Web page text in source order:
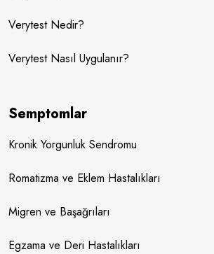
Verytest Nedir?
Verytest Nasıl Uygulanır?
Semptomlar
Kronik Yorgunluk Sendromu
Romatizma ve Eklem Hastalıkları
Migren ve Başağrıları
Egzama ve Deri Hastalıkları